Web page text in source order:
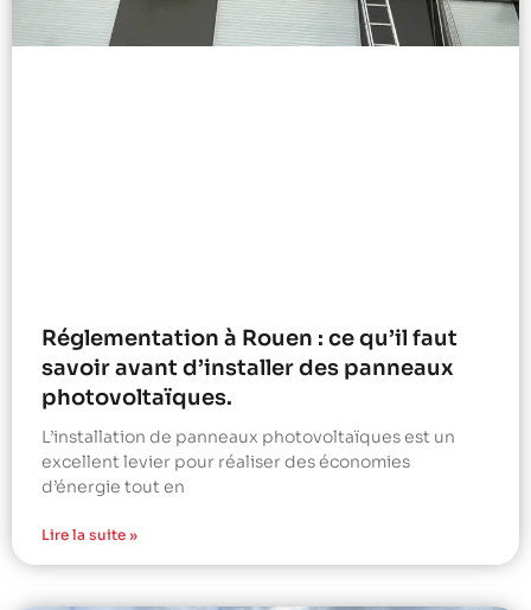
Réglementation à Rouen : ce qu’il faut
savoir avant d’installer des panneaux
photovoltaïques.
L’installation de panneaux photovoltaïques est un
excellent levier pour réaliser des économies
d’énergie tout en
Lire la suite »